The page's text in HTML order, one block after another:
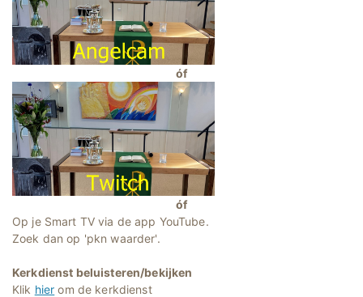
óf
óf
Op je Smart TV via de app YouTube.
Zoek dan op 'pkn waarder'.
Kerkdienst beluisteren/bekijken
Klik hier om de kerkdienst